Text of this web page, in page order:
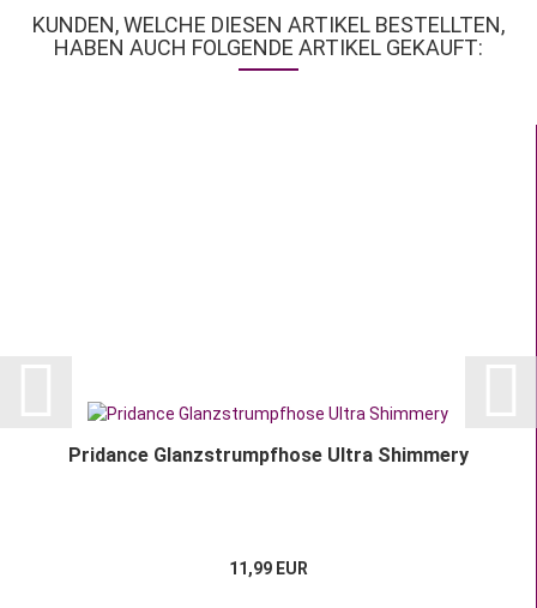
KUNDEN, WELCHE DIESEN ARTIKEL BESTELLTEN,
HABEN AUCH FOLGENDE ARTIKEL GEKAUFT:
Pridance Glanzstrumpfhose Ultra Shimmery
11,99 EUR